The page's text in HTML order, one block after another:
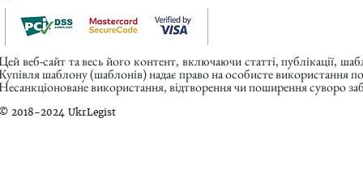
веб-сайт та весь його контент, включаючи статті, публікації,
шаблону (шаблонів) надає право на особисте використання
використання, відтворення чи поширення суворо
2018-2024 UkrLegist